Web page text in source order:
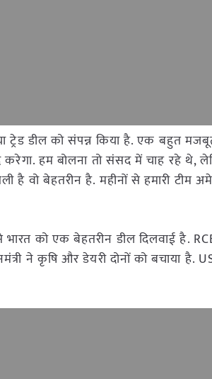
ट्रेड डील को संपन्न किया है. एक बहुत
करेगा. हम बोलना तो संसद में चाह रहे थे,
है वो बेहतरीन है. महीनों से हमारी टीम
से भारत को एक बेहतरीन डील दिलवाई है.
ने कृषि और डेयरी दोनों को बचाया है.